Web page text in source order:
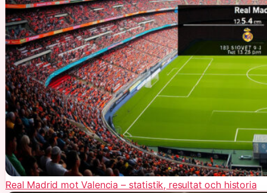
Real Madrid mot Valencia – statistik, resultat och historia